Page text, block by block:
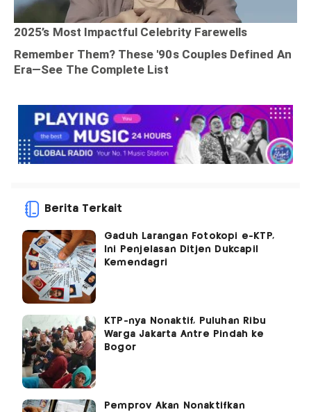
Berita Terkait
Gaduh Larangan Fotokopi e-KTP,
Ini Penjelasan Ditjen Dukcapil
Kemendagri
KTP-nya Nonaktif, Puluhan Ribu
Warga Jakarta Antre Pindah ke
Bogor
Pemprov Akan Nonaktifkan